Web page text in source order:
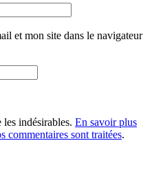
et mon site dans le navigateur
indésirables. En savoir plus
commentaires sont traitées.